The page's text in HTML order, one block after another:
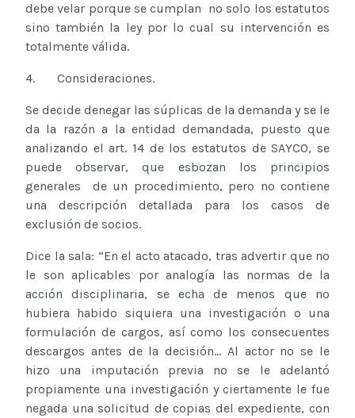
debe velar porque se cumplan no solo los estatutos
sino también la ley por lo cual su intervención es
totalmente válida.
4. Consideraciones.
Se decide denegar las súplicas de la demanda y se le
da la razón a la entidad demandada, puesto que
analizando el art. 14 de los estatutos de SAYCO, se
puede observar, que esbozan los principios
generales de un procedimiento, pero no contiene
una descripción detallada para los casos de
exclusión de socios.
Dice la sala: “En el acto atacado, tras advertir que no
le son aplicables por analogía las normas de la
acción disciplinaria, se echa de menos que no
hubiera habido siquiera una investigación o una
formulación de cargos, así como los consecuentes
descargos antes de la decisión... Al actor no se le
hizo una imputación previa no se le adelantó
propiamente una investigación y ciertamente le fue
negada una solicitud de copias del expediente, con